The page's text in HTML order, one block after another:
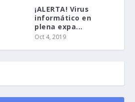
¡ALERTA! Virus
informático en
plena expa...
Oct 4, 2019